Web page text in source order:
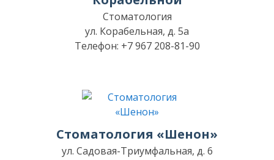
Стоматология
ул. Корабельная, д. 5а
Телефон: +7 967 208-81-90
Стоматология «Шенон»
ул. Садовая-Триумфальная, д. 6